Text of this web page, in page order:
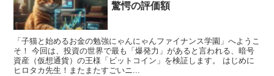
驚愕の評価額
「子猫と始めるお金の勉強にゃんにゃんファイナンス学園」へようこ
そ！ 今回は、投資の世界で最も「爆発力」があると言われる、暗号
資産（仮想通貨）の王様「ビットコイン」を検証します。 はじめに
ヒロタカ先生！またまたすごいニ...